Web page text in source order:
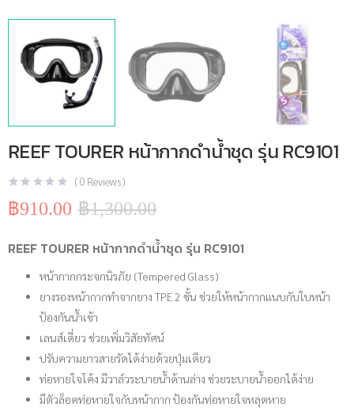
REEF TOURER หน้ากากดำน้ำชุด รุ่น RC9101
(0 Reviews )
฿1,300.00
Original
฿1,300.00.
฿910.00
Current
฿910.00.
REEF TOURER หน้ากากดำน้ำชุด รุ่น RC9101
หน้ากากกระจกนิรภัย (Tempered Glass)
ยางรองหน้ากากทำจากยาง TPE 2 ชั้น ช่วยให้หน้ากากแนบกับใบหน้า
ป้องกันน้ำเข้า
เลนส์เดี่ยว ช่วยเพิ่มวิสัยทัศน์
ปรับความยาวสายรัดได้ง่ายด้วยปุ่มเดียว
ท่อหายใจโค้ง มีวาล์วระบายน้ำด้านล่าง ช่วยระบายน้ำออกได้ง่าย
มีตัวล็อคท่อหายใจกับหน้ากาก ป้องกันท่อหายใจหลุดหาย